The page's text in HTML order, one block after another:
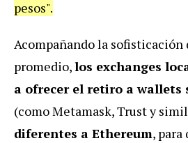
pesos".
Acompañando la
promedio,los exchanges
a ofrecer el retiro a wallets
(como Metamask, Trust y
diferentes a Ethereum, para